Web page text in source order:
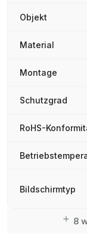
Objekt
Material
Montage
Schutzgrad
RoHS-
Bildschirmtyp
8